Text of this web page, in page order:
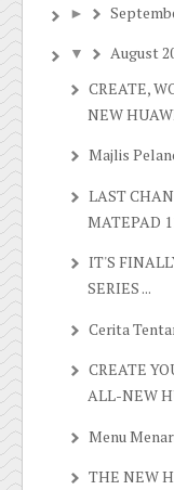
►
▼ August
CREATE,
NEW
Majlis
LAST
MATEPAD
IT'S
SERIES ...
Cerita
CREATE
ALL-NEW
Menu
THE NEW